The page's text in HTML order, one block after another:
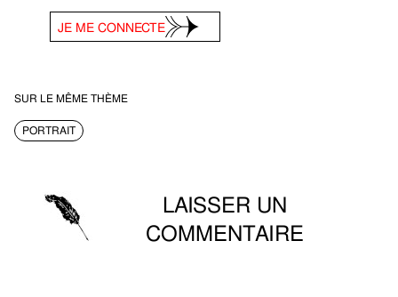
JE ME CONNECTE
SUR LE MÊME THÈME
PORTRAIT
LAISSER UN
COMMENTAIRE